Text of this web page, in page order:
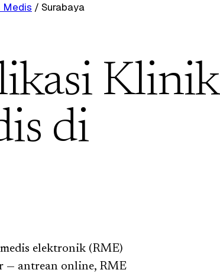
Medis / Surabaya
Klinik
di
elektronik (RME)
— antrean online, RME